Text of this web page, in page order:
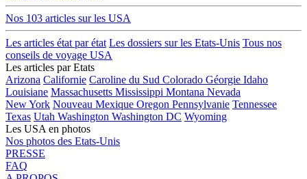
Nos 103 articles sur les USA
Les articles état par état Les dossiers sur les Etats-Unis Tous nos
conseils de voyage USA
Les articles par Etats
Arizona Californie Caroline du Sud Colorado Géorgie Idaho
Louisiane Massachusetts Mississippi Montana Nevada
New York Nouveau Mexique Oregon Pennsylvanie Tennessee
Texas Utah Washington Washington DC Wyoming
Les USA en photos
Nos photos des Etats-Unis
PRESSE
FAQ